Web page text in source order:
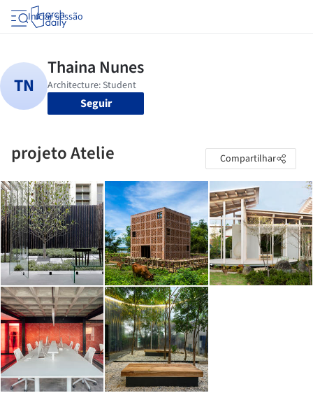
Iniciar sessão
Seguir
projeto Atelie Compartilhar